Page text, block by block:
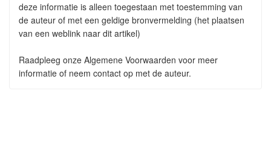
deze informatie is alleen toegestaan met toestemming van
de auteur of met een geldige bronvermelding (het plaatsen
van een weblink naar dit artikel)
Raadpleeg onze Algemene Voorwaarden voor meer
informatie of neem contact op met de auteur.